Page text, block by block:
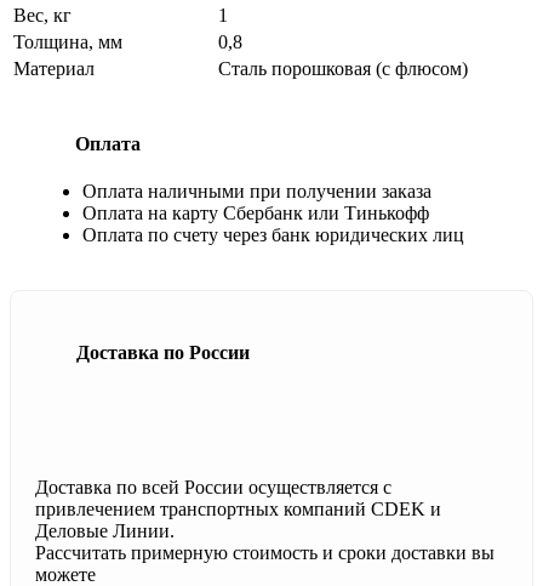
Вес, кг
1
Толщина, мм
0,8
Материал
Сталь порошковая (с флюсом)
Оплата
Оплата наличными при получении заказа
Оплата на карту Сбербанк или Тинькофф
Оплата по счету через банк юридических лиц
Доставка по России
Доставка по всей России осуществляется с
привлечением транспортных компаний CDEK и
Деловые Линии.
Рассчитать примерную стоимость и сроки доставки вы
можете